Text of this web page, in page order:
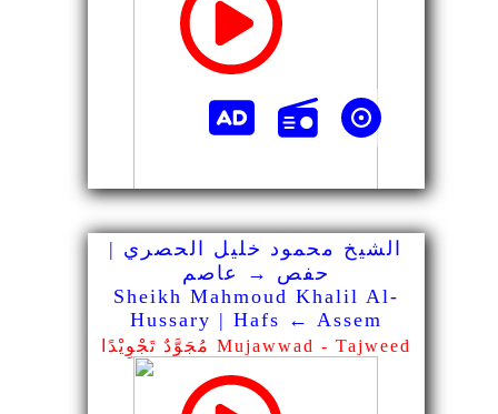
الشيخ محمود خليل الحصري |
حفص → عاصم
Sheikh Mahmoud Khalil Al-
Hussary | Hafs ← Assem
مُجَوَّدٌ تَجْوِيْدًا Mujawwad - Tajweed